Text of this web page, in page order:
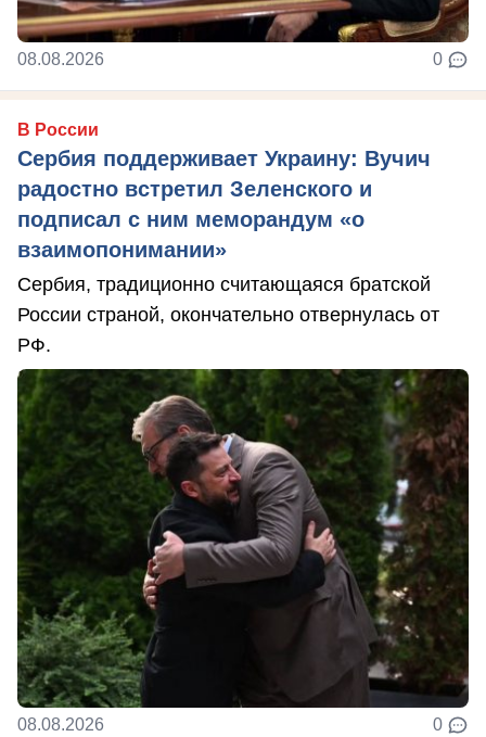
08.08.2026 0
В России
Сербия поддерживает Украину: Вучич
радостно встретил Зеленского и
подписал с ним меморандум «о
взаимопонимании»
Сербия, традиционно считающаяся братской
России страной, окончательно отвернулась от
РФ.
08.08.2026 0